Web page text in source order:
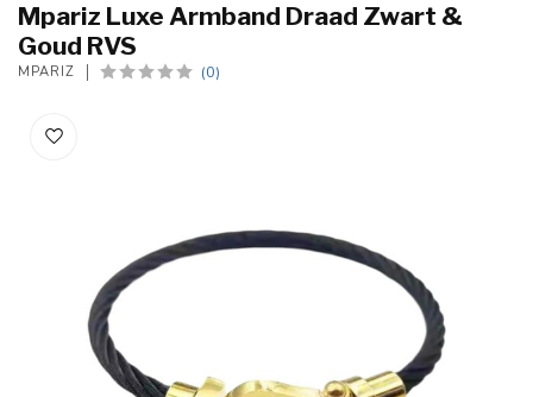
Mpariz Luxe Armband Draad Zwart &
Goud RVS
MPARIZ (0)